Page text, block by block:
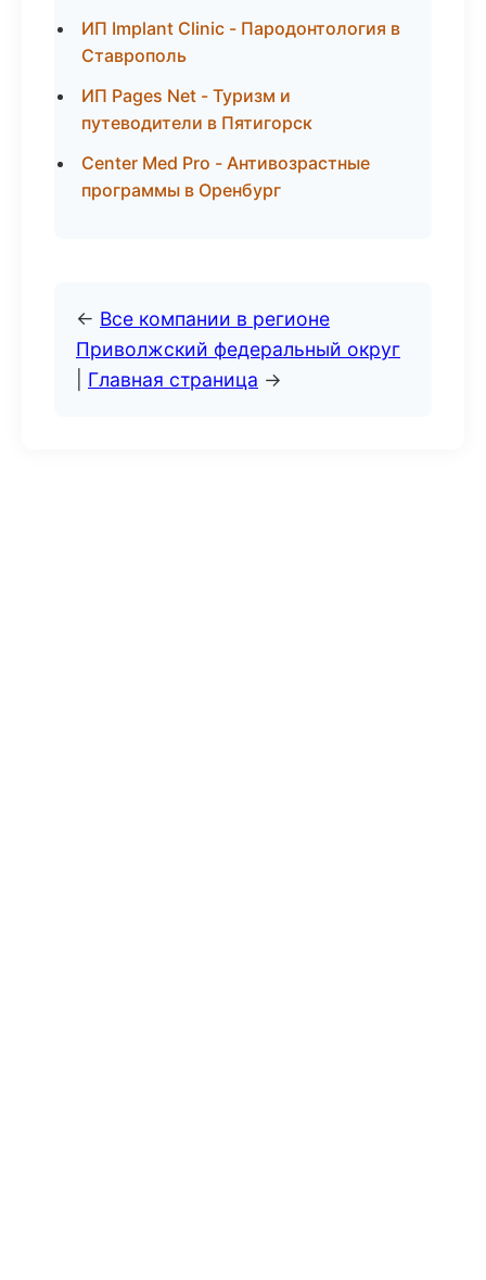
ИП Implant Clinic - Пародонтология в
Ставрополь
ИП Pages Net - Туризм и
путеводители в Пятигорск
Center Med Pro - Антивозрастные
программы в Оренбург
← Все компании в регионе
Приволжский федеральный округ
Главная страница →